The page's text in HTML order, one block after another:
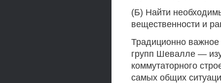
(Б) Найти
вещественности и
Традиционно важное
групп Шевалле —
коммутаторного
самых общих